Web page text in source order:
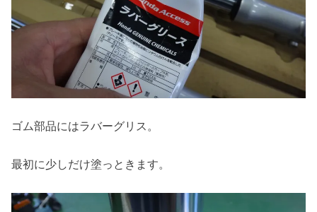
ゴム部品にはラバーグリス。
最初に少しだけ塗っときます。